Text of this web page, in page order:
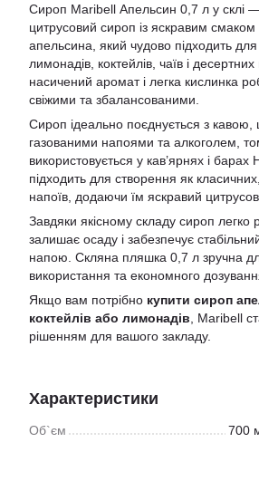
Сироп Maribell Апельсин 0,7 л у склі
цитрусовий сироп із яскравим смаком
апельсина, який чудово підходить
лимонадів, коктейлів, чаїв і
насичений аромат і легка кислинка
свіжими та збалансованими.
Сироп ідеально поєднується з кавою,
газованими напоями та алкоголем,
використовується у кав’ярнях і барах
підходить для створення як
напоїв, додаючи їм яскравий
Завдяки якісному складу сироп легко
залишає осаду і забезпечує
напою. Скляна пляшка 0,7 л зручна
використання та економного
Якщо вам потрібно купити сироп
коктейлів або лимонадів , Maribell
рішенням для вашого закладу.
Характеристики
Об`єм 700